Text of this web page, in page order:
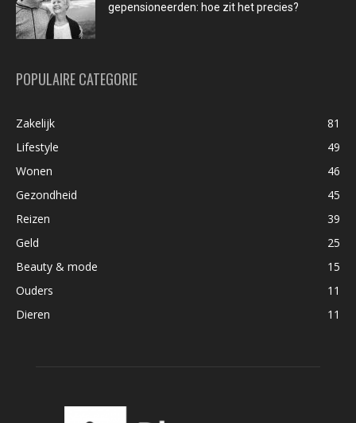
gepensioneerden: hoe zit het precies?
POPULAIRE CATEGORIE
Zakelijk
81
Lifestyle
49
Wonen
46
Gezondheid
45
Reizen
39
Geld
25
Beauty & mode
15
Ouders
11
Dieren
11